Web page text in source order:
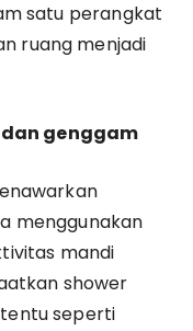
satu perangkat
ruang menjadi
genggam
menggunakan
mandi
shower
seperti